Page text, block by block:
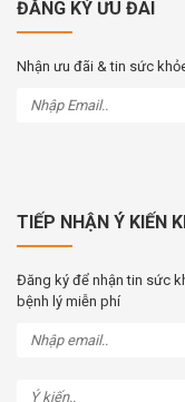
ĐĂNG KÝ ƯU ĐÃI
Nhận ưu đãi & tin sức
TIẾP NHẬN Ý KIẾN
Đăng ký để nhận tin sức
bệnh lý miễn phí